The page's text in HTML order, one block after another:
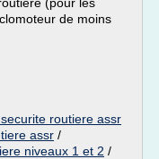
de moins
routiere assr
assr /
niveaux 1 et 2 /